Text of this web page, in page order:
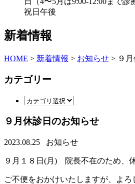
祝日午後
新着情報
HOME > 新着情報 > お知らせ > ９
カテゴリー
９月休診日のお知らせ
2023.08.25 お知らせ
９月１８日(月) 院長不在のため、
ご不便をおかけいたしますが、よろ